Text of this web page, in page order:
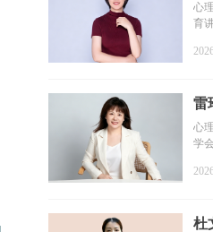
心
育
雷
心
学
杜